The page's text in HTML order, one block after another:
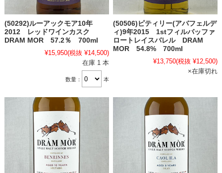
(50292)ルーアックモア10年
2012 レッドワインカスク
DRAM MOR 57.2％ 700ml
¥15,950(税抜 ¥14,500)
在庫 1 本
数量： 本
(50506)ピティリー(アバフェルデ
ィ)9年2015 1stフィルバッファ
ロートレイスバレル DRAM
MOR 54.8% 700ml
¥13,750(税抜 ¥12,500)
×在庫切れ